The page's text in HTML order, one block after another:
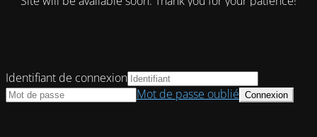
Identifiant de connexion
Mot de passe oublié